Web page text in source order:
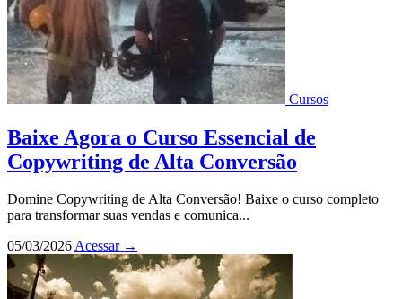
Cursos
Baixe Agora o Curso Essencial de
Copywriting de Alta Conversão
Domine Copywriting de Alta Conversão! Baixe o curso completo
para transformar suas vendas e comunica...
05/03/2026Acessar →